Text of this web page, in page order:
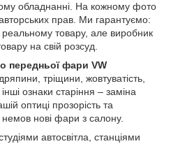
обладнанні. На кожному фото
прав. Ми гарантуємо:
реальному товару, але виробник
на свій розсуд.
передньої фари VW
тріщини, жовтуватість,
ознаки старіння – заміна
оптиці прозорість та
немов нові фари з салону.
автосвітла, станціями